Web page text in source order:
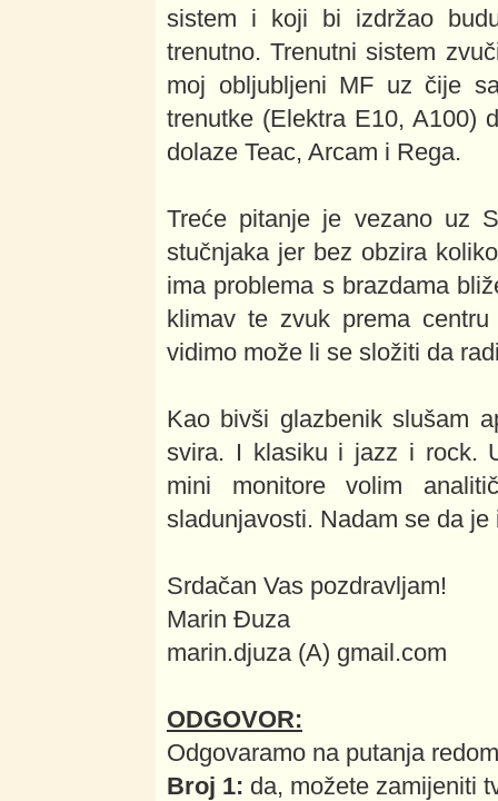
sistem i koji bi izdržao
trenutno. Trenutni sistem
moj obljubljeni MF uz čije
trenutke (Elektra E10, A100)
dolaze Teac, Arcam i Rega.
Treće pitanje je vezano uz
stučnjaka jer bez obzira
ima problema s brazdama
klimav te zvuk prema
vidimo može li se složiti da
Kao bivši glazbenik slušam
svira. I klasiku i jazz i rock.
mini monitore volim
sladunjavosti. Nadam se da
Srdačan Vas pozdravljam!
Marin Đuza
marin.djuza (A) gmail.com
ODGOVOR:
Odgovaramo na putanja
Broj 1: da, možete zamijeniti